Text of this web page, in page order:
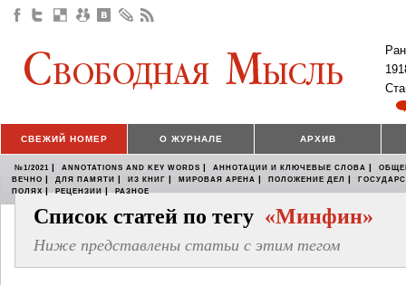
СВЕЖИЙ НОМЕР О ЖУРНАЛЕ АРХИВ
№1/2021 | ANNOTATIONS AND KEY WORDS | АННОТАЦИИ И КЛЮЧЕВЫЕ СЛОВА |
ВЕЧНО | ДЛЯ ПАМЯТИ | ИЗ КНИГ | МИРОВАЯ АРЕНА | ПОЛОЖЕНИЕ ДЕЛ |
ПОЛЯХ | РЕЦЕНЗИИ | РАЗНОЕ
Список статей по тегу «Минфин»
Ниже представлены статьи с этим тегом